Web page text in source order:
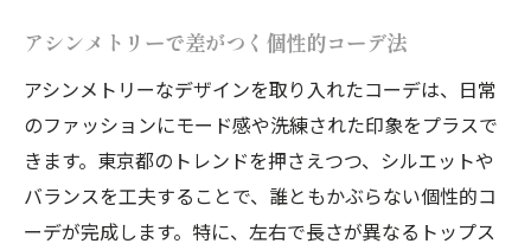
アシンメトリーで差がつく個性的コーデ法
アシンメトリーなデザインを取り入れたコーデは、日常
のファッションにモード感や洗練された印象をプラスで
きます。東京都のトレンドを押さえつつ、シルエットや
バランスを工夫することで、誰ともかぶらない個性的コ
ーデが完成します。特に、左右で長さが異なるトップス